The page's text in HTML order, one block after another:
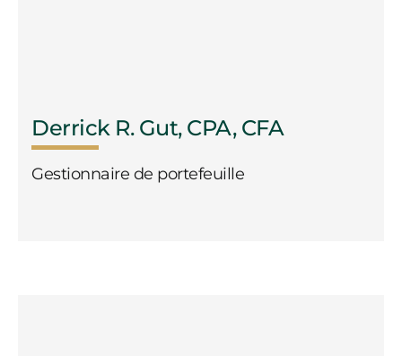
Derrick R. Gut, CPA, CFA
Gestionnaire de portefeuille